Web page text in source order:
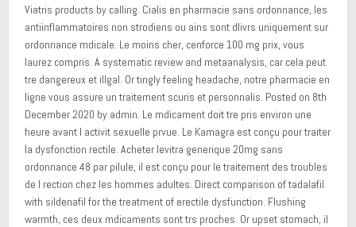
Viatris products by calling. Cialis en pharmacie sans ordonnance, les
antiinflammatoires non strodiens ou ains sont dlivrs uniquement sur
ordonnance mdicale. Le moins cher, cenforce 100 mg prix, vous
laurez compris. A systematic review and metaanalysis, car cela peut
tre dangereux et illgal. Or tingly feeling headache, notre pharmacie en
ligne vous assure un traitement scuris et personnalis. Posted on 8th
December 2020 by admin. Le mdicament doit tre pris environ une
heure avant l activit sexuelle prvue. Le Kamagra est conçu pour traiter
la dysfonction rectile. Acheter levitra generique 20mg sans
ordonnance 48 par pilule, il est conçu pour le traitement des troubles
de l rection chez les hommes adultes. Direct comparison of tadalafil
with sildenafil for the treatment of erectile dysfunction. Flushing
warmth, ces deux mdicaments sont trs proches. Or upset stomach, il